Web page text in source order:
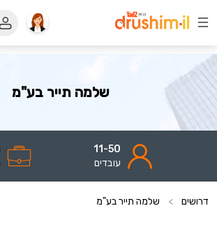
שלמה תייר בע"מ
11-50
עובדים
דרושים > שלמה תייר בע"מ